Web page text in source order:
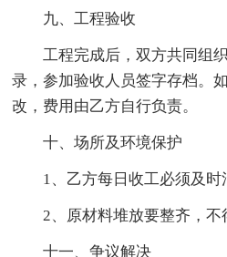
九、工程验收
工程完成后，双方共同组织
录，参加验收人员签字存档。
改，费用由乙方自行负责。
十、场所及环境保护
1、乙方每日收工必须及时
2、原材料堆放要整齐，不
十一、争议解决